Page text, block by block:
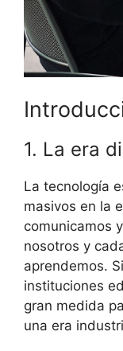
1. La era
La tecnología
masivos en la
comunicamos
nosotros y
aprendemos.
instituciones
gran medida
una era